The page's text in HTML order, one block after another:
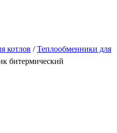
котлов /Теплообменники для
битермический